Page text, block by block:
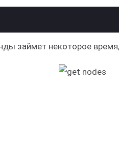
займет некоторое